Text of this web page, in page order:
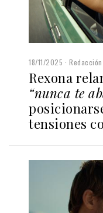
18/11/2025 Redacción
Rexona
“nunca te
tensiones